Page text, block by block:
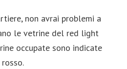
non avrai problemi a
le vetrine del red light
occupate sono indicate